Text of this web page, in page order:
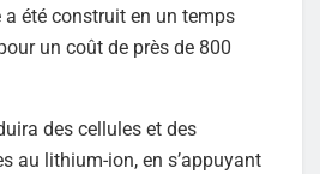
a été construit en un temps
un coût de près de 800
des cellules et des
au lithium-ion, en s’appuyant